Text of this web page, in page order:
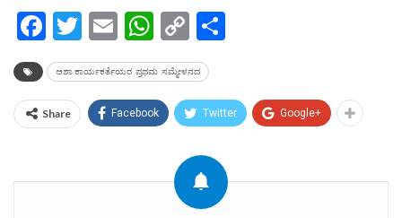
Facebook
Twitter
EmailWhatsApp
Copy
Link
ಆಶಾ ಕಾರ್ಯಕರ್ತೆಯರ ಪ್ರಥಮ ಸಮ್ಮೇಳನದ
Share Facebook Twitter Google+